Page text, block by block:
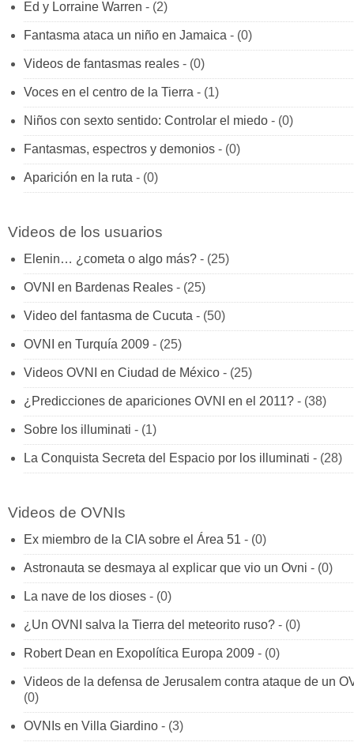
Ed y Lorraine Warren - (2)
Fantasma ataca un niño en Jamaica - (0)
Videos de fantasmas reales - (0)
Voces en el centro de la Tierra - (1)
Niños con sexto sentido: Controlar el miedo - (0)
Fantasmas, espectros y demonios - (0)
Aparición en la ruta - (0)
Videos de los usuarios
Elenin… ¿cometa o algo más? - (25)
OVNI en Bardenas Reales - (25)
Video del fantasma de Cucuta - (50)
OVNI en Turquía 2009 - (25)
Videos OVNI en Ciudad de México - (25)
¿Predicciones de apariciones OVNI en el 2011? - (38)
Sobre los illuminati - (1)
La Conquista Secreta del Espacio por los illuminati - (28)
Videos de OVNIs
Ex miembro de la CIA sobre el Área 51 - (0)
Astronauta se desmaya al explicar que vio un Ovni - (0)
La nave de los dioses - (0)
¿Un OVNI salva la Tierra del meteorito ruso? - (0)
Robert Dean en Exopolítica Europa 2009 - (0)
Videos de la defensa de Jerusalem contra ataque de un
(0)
OVNIs en Villa Giardino - (3)